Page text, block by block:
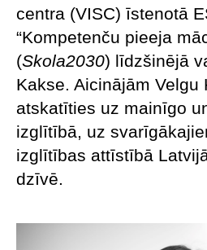
centra (VISC) īstenotā
“Kompetenču pieeja
(Skola2030) līdzšinējā
Kakse. Aicinājām Velgu
atskatīties uz mainīgo
izglītībā, uz
izglītības attīstībā
dzīvē.